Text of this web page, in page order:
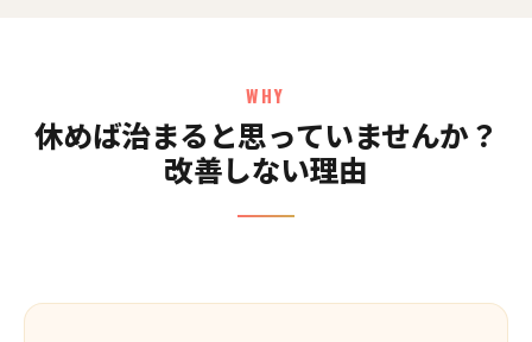
WHY
休めば治まると思っていませんか？
改善しない理由